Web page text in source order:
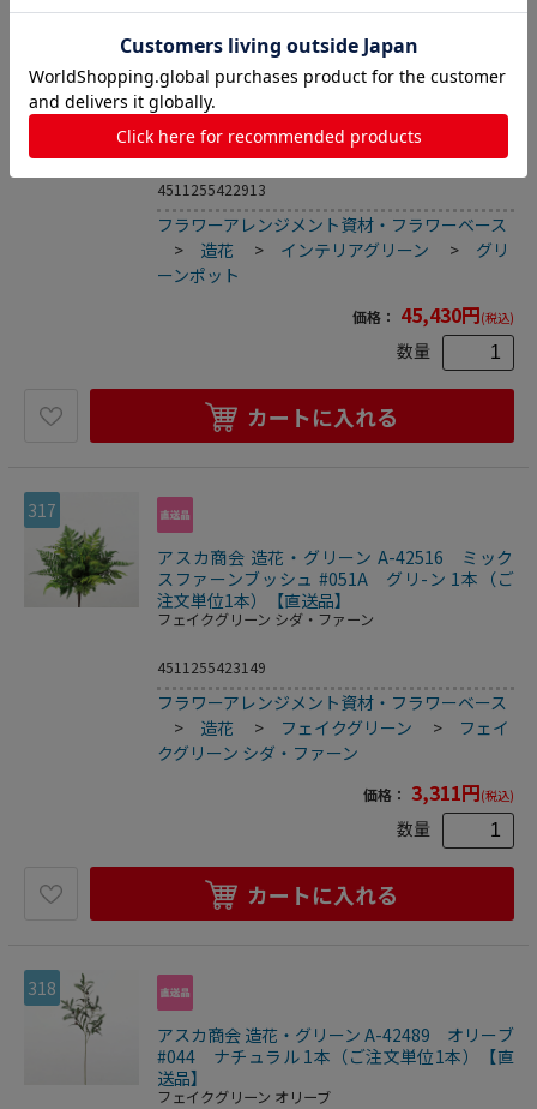
アスカ商会 造花・観葉植物 A-50881ファイカ
スツリー #051A グリ-ン ポット付 1本（ご
注文単位1本）【直送品】
グリーンポット
4511255422913
フラワーアレンジメント資材・フラワーベース
> 造花 > インテリアグリーン > グリ
ーンポット
価格： 45,430円(税込)
数量
カートに入れる
317
アスカ商会 造花・グリーン A-42516 ミック
スファーンブッシュ #051A グリ-ン 1本（ご
注文単位1本）【直送品】
フェイクグリーン シダ・ファーン
4511255423149
フラワーアレンジメント資材・フラワーベース
> 造花 > フェイクグリーン > フェイ
クグリーン シダ・ファーン
価格： 3,311円(税込)
数量
カートに入れる
318
アスカ商会 造花・グリーン A-42489 オリーブ
#044 ナチュラル 1本（ご注文単位1本）【直
送品】
フェイクグリーン オリーブ